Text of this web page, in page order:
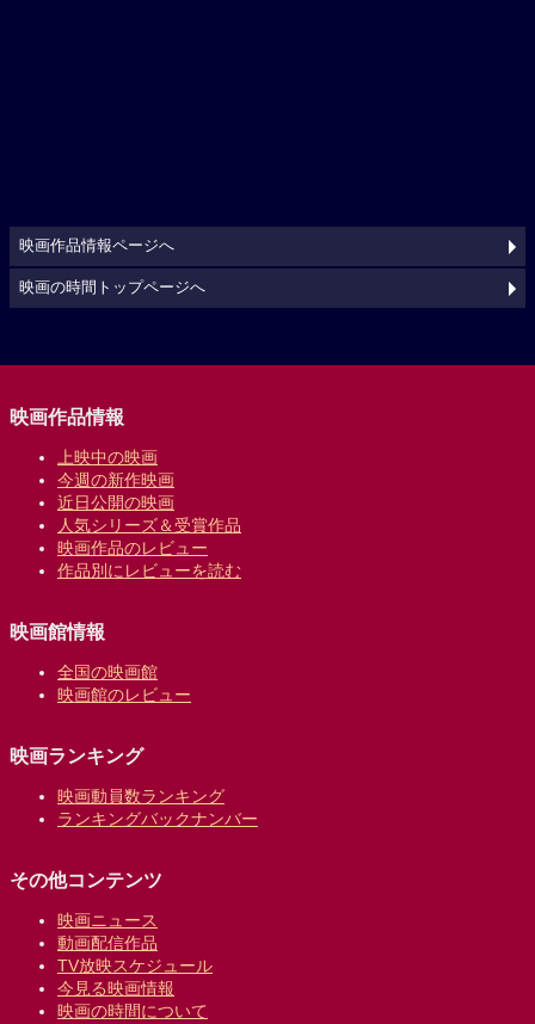
映画作品情報ページへ
映画の時間トップページへ
映画作品情報
上映中の映画
今週の新作映画
近日公開の映画
人気シリーズ＆受賞作品
映画作品のレビュー
作品別にレビューを読む
映画館情報
全国の映画館
映画館のレビュー
映画ランキング
映画動員数ランキング
ランキングバックナンバー
その他コンテンツ
映画ニュース
動画配信作品
TV放映スケジュール
今見る映画情報
映画の時間について